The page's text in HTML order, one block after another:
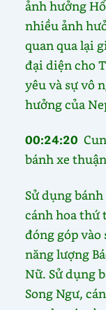
ảnh hưởng
nhiều ảnh
quan qua lại
đại diện cho
yêu và sự vô
hưởng của
00:24:20
bánh xe
Sử dụng
cánh hoa thứ
đóng góp vào
năng lượng
Nữ. Sử dụng
Song Ngư,